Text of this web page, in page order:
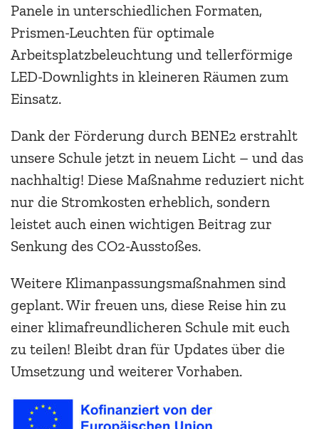
Panele in unterschiedlichen Formaten,
Prismen-Leuchten für optimale
Arbeitsplatzbeleuchtung und tellerförmige
LED-Downlights in kleineren Räumen zum
Einsatz.
Dank der Förderung durch BENE2 erstrahlt
unsere Schule jetzt in neuem Licht – und das
nachhaltig! Diese Maßnahme reduziert nicht
nur die Stromkosten erheblich, sondern
leistet auch einen wichtigen Beitrag zur
Senkung des CO2-Ausstoßes.
Weitere Klimanpassungsmaßnahmen sind
geplant. Wir freuen uns, diese Reise hin zu
einer klimafreundlicheren Schule mit euch
zu teilen! Bleibt dran für Updates über die
Umsetzung und weiterer Vorhaben.